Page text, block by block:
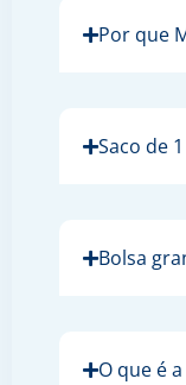
Por que
Saco de
Bolsa
O que é